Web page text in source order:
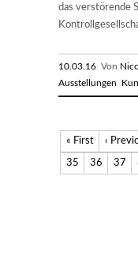
das verstörende
10.03.16 Von
Ausstellungen
« First ‹
35 36 37